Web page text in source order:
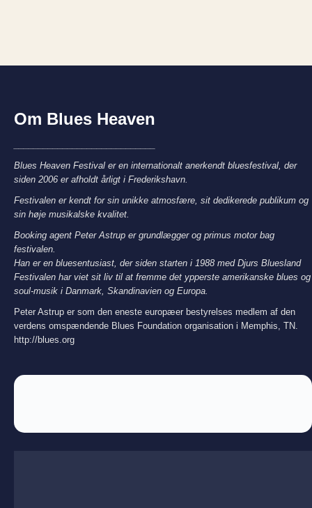
Om Blues Heaven
Blues Heaven Festival er en internationalt anerkendt bluesfestival, der
siden 2006 er afholdt årligt i Frederikshavn.
Festivalen er kendt for sin unikke atmosfære, sit dedikerede publikum og
sin høje musikalske kvalitet.
Booking agent Peter Astrup er grundlægger og primus motor bag
festivalen.
Han er en bluesentusiast, der siden starten i 1988 med Djurs Bluesland
Festivalen har viet sit liv til at fremme det ypperste amerikanske blues og
soul-musik i Danmark, Skandinavien og Europa.
Peter Astrup er som den eneste europæer bestyrelses medlem af den
verdens omspændende Blues Foundation organisation i Memphis, TN.
http://blues.org